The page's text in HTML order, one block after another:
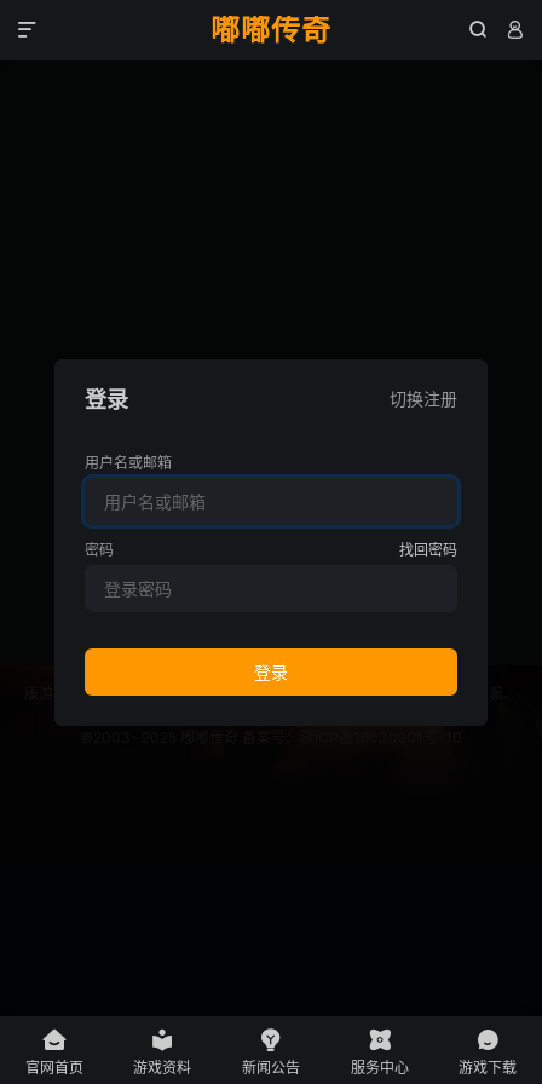
嘟嘟传奇  

康游戏忠告：抵制不良游戏，拒绝盗版游戏。注意自我保护，谨防上当受骗。
切换注册
登录
用户名或邮箱
找回密码
密码

官网首页

游戏资料

新闻公告

服务中心

游戏下载